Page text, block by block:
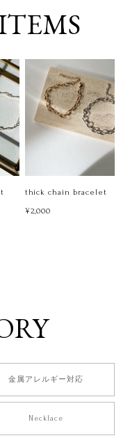
thick chain bracelet
¥2,000
金属アレルギー対応
Necklace